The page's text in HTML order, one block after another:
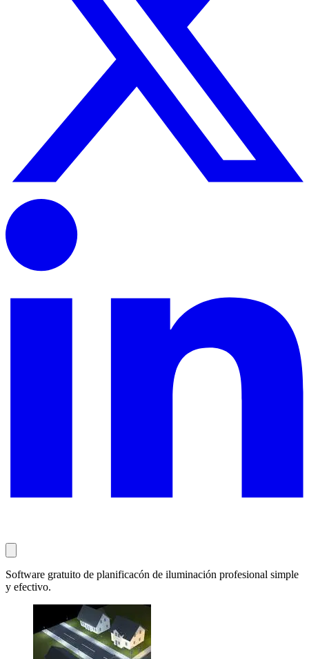
Software gratuito de planificacón de iluminación profesional simple
y efectivo.